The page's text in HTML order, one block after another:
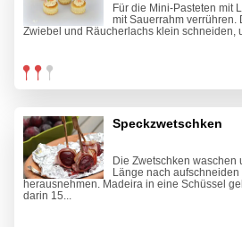
Für die Mini-Pasteten mit
mit Sauerrahm verrühren.
Zwiebel und Räucherlachs klein schneiden,
Speckzwetschken
Die Zwetschken waschen
Länge nach
herausnehmen. Madeira in eine Schüssel
darin 15...